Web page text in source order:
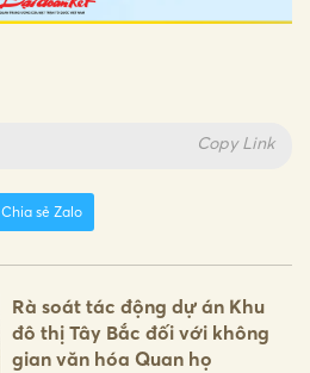
Copy Link
Chia sẻ Zalo
Rà soát tác động dự án Khu
đô thị Tây Bắc đối với không
gian văn hóa Quan họ